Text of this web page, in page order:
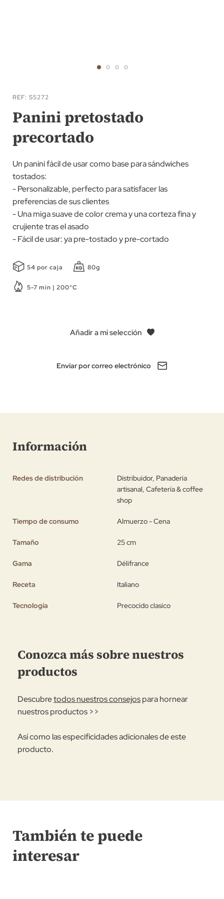
al
comienzo
de
la
galería
de
imágenes
REF S5272
Panini pretostado
precortado
Un panini fácil de usar como base para sándwiches
tostados:
- Personalizable, perfecto para satisfacer las
preferencias de sus clientes
- Una miga suave de color crema y una corteza fina y
crujiente tras el asado
- Fácil de usar: ya pre-tostado y pre-cortado
54 por caja 80g
5-7 min | 200°C
Añadir a mi selección
Enviar por correo electrónico
Información
Redes de distribución
Distribuidor, Panaderia
artisanal, Cafetería & coffee
shop
Tiempo de consumo Almuerzo - Cena
Tamaño 25 cm
Gama Délifrance
Receta Italiano
Tecnología Precocido clasico
Conozca más sobre nuestros
productos
Descubretodos nuestros consejospara hornear
nuestros productos >>
Así como las especificidades adicionales de este
producto.
También te puede
interesar